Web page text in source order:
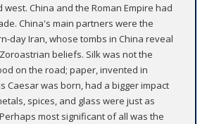
China and the Roman Empire had
China's main partners were the
day Iran, whose tombs in China reveal
beliefs. Silk was not the
on the road; paper, invented in
Caesar was born, had a bigger impact
spices, and glass were just as
most significant of all was the